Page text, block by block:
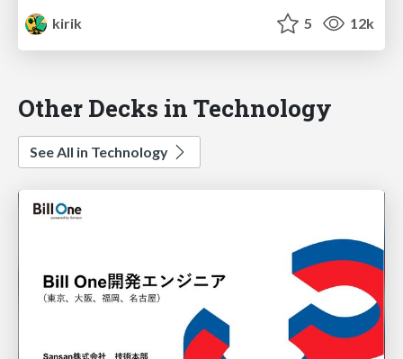
kirik
5 12k
Other Decks in Technology
See All in Technology